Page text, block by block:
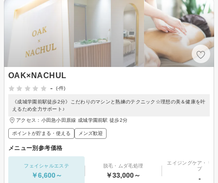
OAK×NACHUL
-
(-件)
《成城学園前駅徒歩2分》こだわりのマシンと熟練のテクニック☆理想の美＆健康を叶
えるため全力サポート♪
アクセス：小田急小田原線 成城学園前駅 徒歩2分
ポイントが貯まる・使える メンズ歓迎
メニュー別参考価格
フェイシャルエステ
￥6,600～
脱毛・ムダ毛処理
￥33,000～
エイジングケア・リ
プ
-